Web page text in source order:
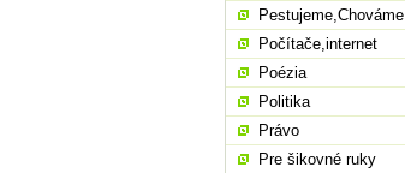
Pestujeme,Chováme
Počítače,internet
Poézia
Politika
Právo
Pre šikovné ruky